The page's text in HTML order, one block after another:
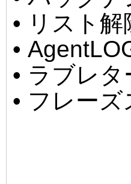
• リスト
•
• ラブレ
• フレーズ